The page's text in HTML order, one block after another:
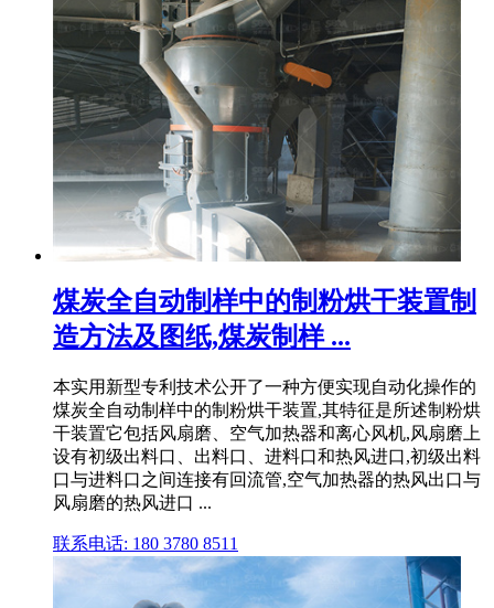
煤炭全自动制样中的制粉烘干装置制
造方法及图纸,煤炭制样 ...
本实用新型专利技术公开了一种方便实现自动化操作的
煤炭全自动制样中的制粉烘干装置,其特征是所述制粉烘
干装置它包括风扇磨、空气加热器和离心风机,风扇磨上
设有初级出料口、出料口、进料口和热风进口,初级出料
口与进料口之间连接有回流管,空气加热器的热风出口与
风扇磨的热风进口 ...
联系电话: 180 3780 8511